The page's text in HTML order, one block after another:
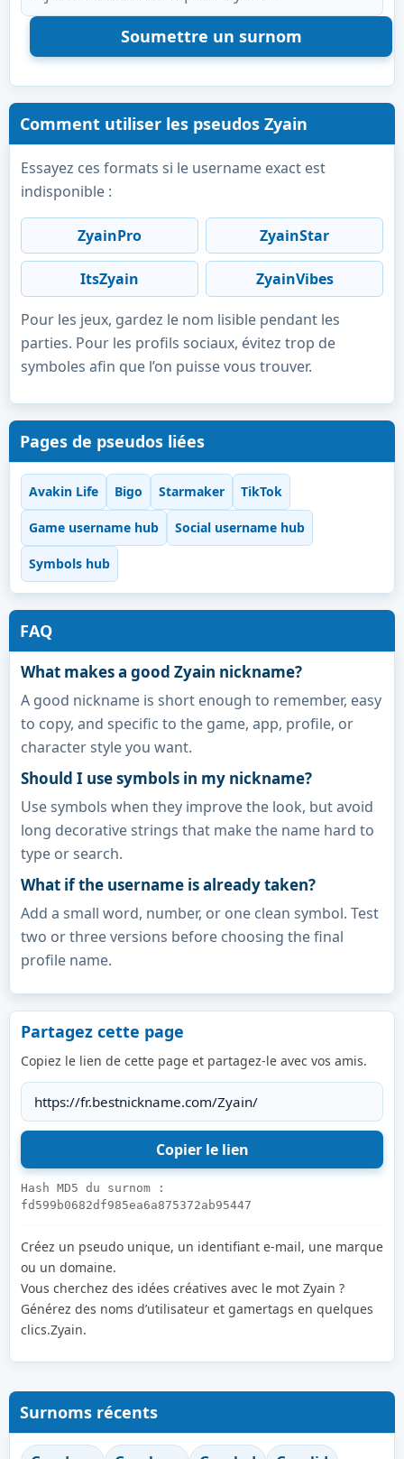
Comment utiliser les pseudos Zyain
Essayez ces formats si le username exact est
indisponible :
ZyainPro ZyainStar
ItsZyain ZyainVibes
Pour les jeux, gardez le nom lisible pendant les
parties. Pour les profils sociaux, évitez trop de
symboles afin que l’on puisse vous trouver.
Pages de pseudos liées
Avakin Life Bigo Starmaker TikTok
Game username hub Social username hub
Symbols hub
FAQ
What makes a good Zyain nickname?
A good nickname is short enough to remember, easy
to copy, and specific to the game, app, profile, or
character style you want.
Should I use symbols in my nickname?
Use symbols when they improve the look, but avoid
long decorative strings that make the name hard to
type or search.
What if the username is already taken?
Add a small word, number, or one clean symbol. Test
two or three versions before choosing the final
profile name.
Partagez cette page
Copiez le lien de cette page et partagez-le avec vos amis.
Hash MD5 du surnom :
fd599b0682df985ea6a875372ab95447
Créez un pseudo unique, un identifiant e-mail, une marque
ou un domaine.
Vous cherchez des idées créatives avec le mot Zyain ?
Générez des noms d’utilisateur et gamertags en quelques
clics.Zyain.
Surnoms récents